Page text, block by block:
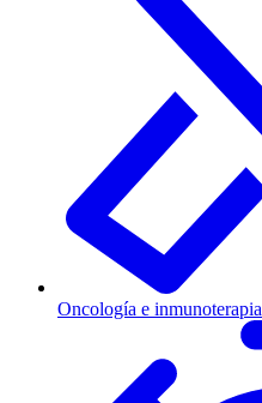
Oncología e inmunoterapia